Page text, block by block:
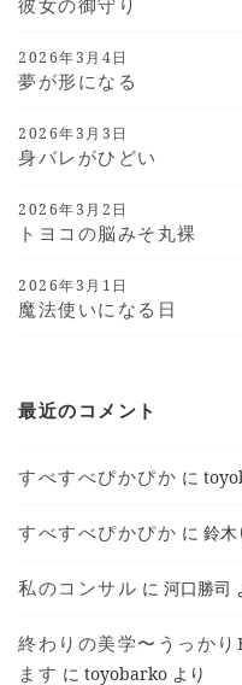
彼女の御守り
2026年3月4日
夢が形になる
2026年3月3日
身バレがひどい
2026年3月2日
トヨコの脳みそ丸裸
2026年3月1日
魔法使いになる日
最近のコメント
すべすべぴかぴか に
すべすべぴかぴか に鈴木
私のコンサル に河口勝司
終わりの美学〜うっか
ます にtoyobarko より